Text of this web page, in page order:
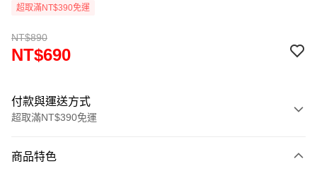
超取滿NT$390免運
NT$890
NT$690
付款與運送方式
超取滿NT$390免運
信用卡一次付款
商品特色